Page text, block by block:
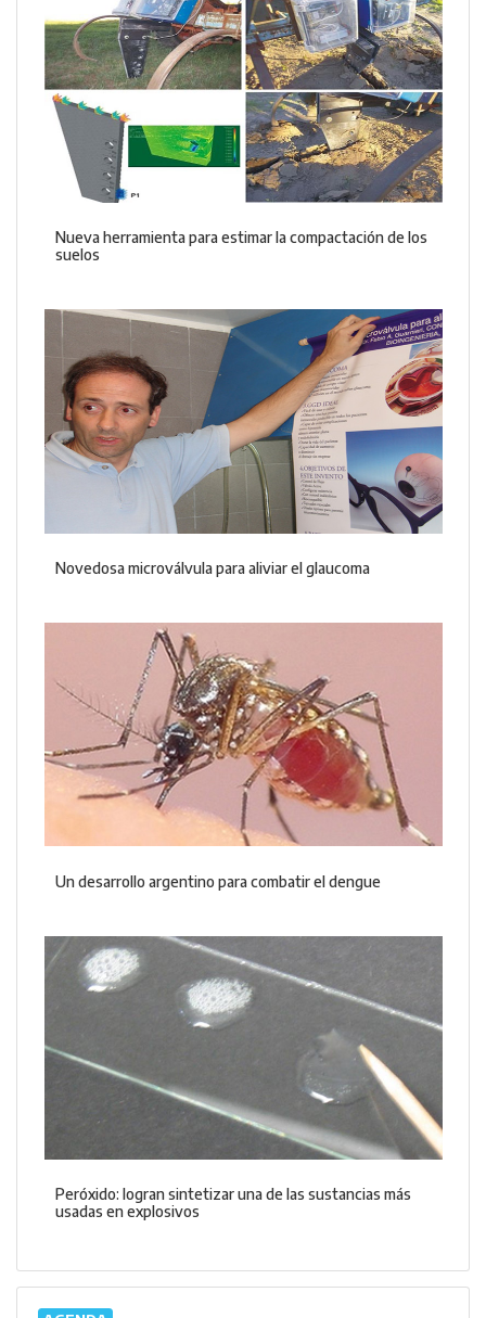
Nueva herramienta para estimar la compactación de los
suelos
Novedosa microválvula para aliviar el glaucoma
Un desarrollo argentino para combatir el dengue
Peróxido: logran sintetizar una de las sustancias más
usadas en explosivos